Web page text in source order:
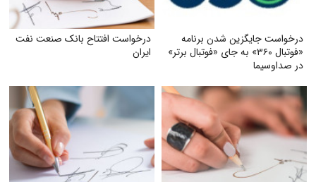
درخواست جایگزین شدن برنامه
«فوتبال ۳۶۰» به جای «فوتبال برتر»
در صداوسیما
درخواست افتتاح بانک صنعت نفت
ایران